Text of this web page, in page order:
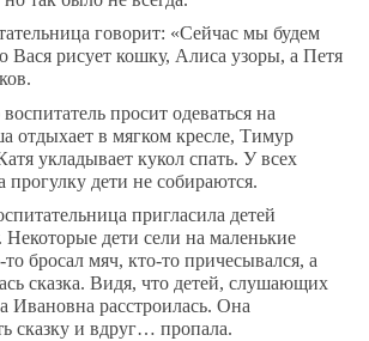
говорит: «Сейчас мы будем
Вася рисует кошку, Алиса узоры, а Петя
просит одеваться на
отдыхает в мягком кресле, Тимур
укладывает кукол спать. У всех
прогулку дети не собираются.
пригласила детей
Некоторые дети сели на маленькие
бросал мяч, кто-то причесывался, а
сказка. Видя, что детей, слушающих
Ивановна расстроилась. Она
сказку и вдруг… пропала.